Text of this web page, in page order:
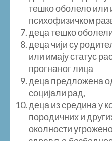
тешко оболело или
психофизичком
деца тешко
деца чији су
или имају статус
прогнаног лица
деца предложена
социјали рад,
деца из средина у
породичних и
околности